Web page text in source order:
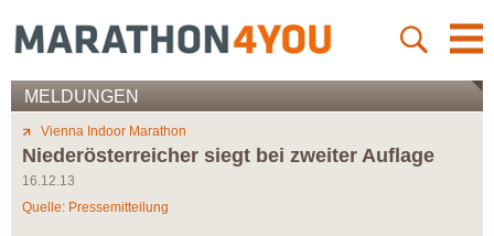
MELDUNGEN
Vienna Indoor Marathon
Niederösterreicher siegt bei zweiter Auflage
16.12.13
Quelle: Pressemitteilung